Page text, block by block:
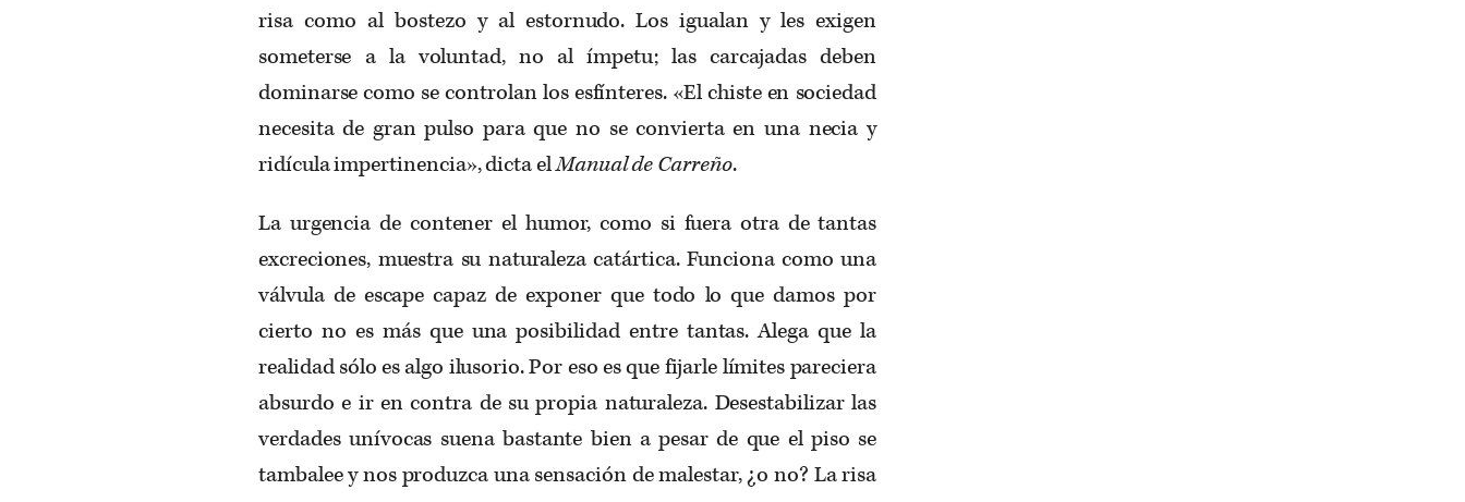
risa como al bostezo y al estornudo. Los igualan y les exigen
someterse a la voluntad, no al ímpetu; las carcajadas deben
dominarse como se controlan los esfínteres. «El chiste en sociedad
necesita de gran pulso para que no se convierta en una necia y
ridícula impertinencia», dicta elManual de Carreño.
La urgencia de contener el humor, como si fuera otra de tantas
excreciones, muestra su naturaleza catártica. Funciona como una
válvula de escape capaz de exponer que todo lo que damos por
cierto no es más que una posibilidad entre tantas. Alega que la
realidad sólo es algo ilusorio. Por eso es que fijarle límites pareciera
absurdo e ir en contra de su propia naturaleza. Desestabilizar las
verdades unívocas suena bastante bien a pesar de que el piso se
tambalee y nos produzca una sensación de malestar, ¿o no? La risa